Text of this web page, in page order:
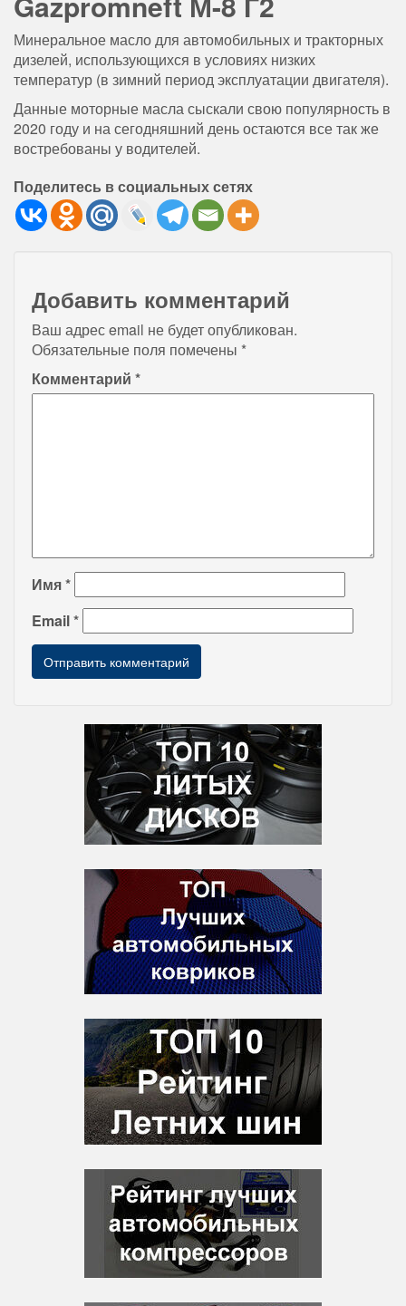
Минеральное масло для автомобильных и тракторных
дизелей, использующихся в условиях низких
температур (в зимний период эксплуатации двигателя).
Данные моторные масла сыскали свою популярность в
2020 году и на сегодняшний день остаются все так же
востребованы у водителей.
Поделитесь в социальных сетях
Добавить комментарий
Ваш адрес email не будет опубликован.
Обязательные поля помечены *
Комментарий *
Имя*
Email*